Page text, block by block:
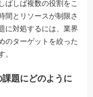
ばしば複数の役割をこ
間とリソースが制限さ
に対処するには、業界
のターゲットを絞った
題にどのように